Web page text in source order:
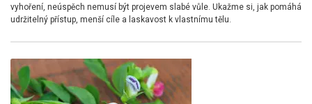
vyhoření, neúspěch nemusí být projevem slabé vůle. Ukažme si, jak pomáhá
udržitelný přístup, menší cíle a laskavost k vlastnímu tělu.